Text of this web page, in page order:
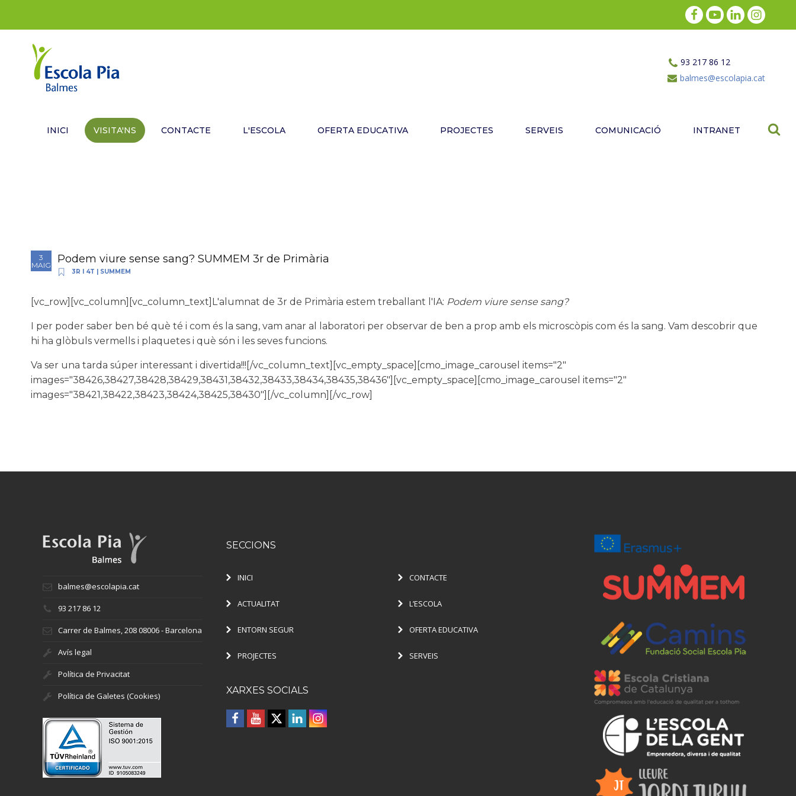
93 217 86 12
balmes@escolapia.cat
INICI VISITA'NS CONTACTE L'ESCOLA OFERTA EDUCATIVA PROJECTES SERVEIS COMUNICACIÓ INTRANET
3
MAIG
Podem viure sense sang? SUMMEM 3r de Primària
3R I 4T SUMMEM
[vc_row][vc_column][vc_column_text]L'alumnat de 3r de Primària estem treballant l'IA: Podem viure sense sang?
I per poder saber ben bé què té i com és la sang, vam anar al laboratori per observar de ben a prop amb els microscòpis com és la sang. Vam descobrir que
hi ha glòbuls vermells i plaquetes i què són i les seves funcions.
Va ser una tarda súper interessant i divertida!!![/vc_column_text][vc_empty_space][cmo_image_carousel items="2"
images="38426,38427,38428,38429,38431,38432,38433,38434,38435,38436"][vc_empty_space][cmo_image_carousel items="2"
images="38421,38422,38423,38424,38425,38430"][/vc_column][/vc_row]
balmes@escolapia.cat
93 217 86 12
Carrer de Balmes, 208 08006 - Barcelona
Avís legal
Política de Privacitat
Política de Galetes (Cookies)
SECCIONS
INICI CONTACTE
ACTUALITAT L’ESCOLA
ENTORN SEGUR OFERTA EDUCATIVA
PROJECTES SERVEIS
XARXES SOCIALS